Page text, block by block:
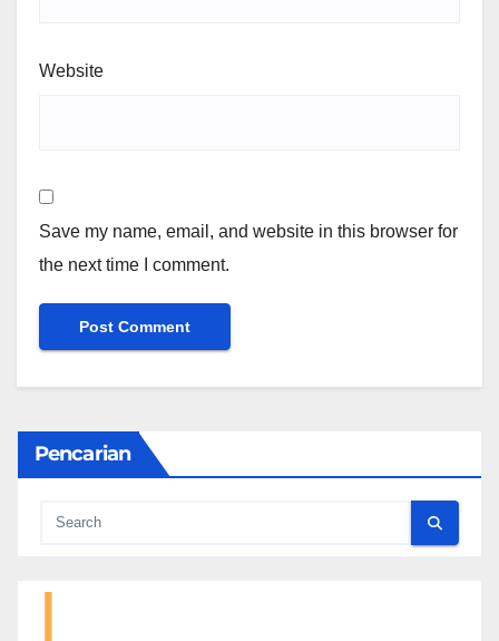
Website
Save my name, email, and website in this browser for
the next time I comment.
Pencarian